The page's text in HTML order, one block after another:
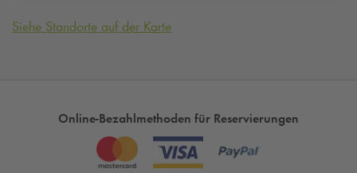
Siehe Standorte auf der Karte
Online-Bezahlmethoden für Reservierungen